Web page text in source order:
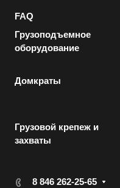
FAQ
Грузоподъемное
оборудование
Домкраты
Грузовой крепеж и
захваты
8 846 262-25-65